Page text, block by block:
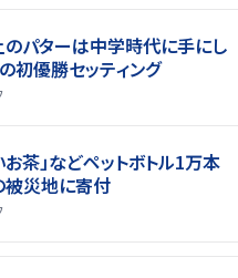
のパターは中学時代に手にし
初優勝セッティング
茶」などペットボトル1万本
被災地に寄付